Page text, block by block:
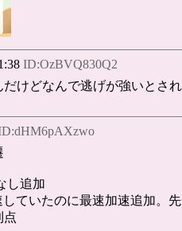
ID:OzBVQ830Q2
けどなんで逃げが強いとされ
し追加
ていたのに最速加速追加。先
点